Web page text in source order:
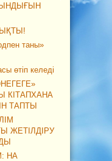
таны»
өтіп келеді
ТАПТЫ
ЖЕТІЛДІРУ
НА